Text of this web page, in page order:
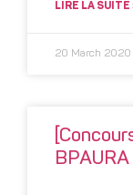
LIRE LA SUITE
20 March 2020